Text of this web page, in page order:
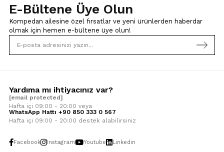
E-Bültene Üye Olun
Kompedan ailesine özel fırsatlar ve yeni ürünlerden haberdar
olmak için hemen e-bültene üye olun!
Yardıma mı ihtiyacınız var?
[email protected]
Hafta içi 09:00 - 20:00 veya
WhatsApp Hattı +90 850 333 0 567
Hafta içi 09:00 - 20:00 destek alabilirsiniz
Facebook Instagram Youtube Linkedin